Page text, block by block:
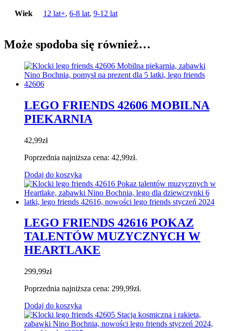
Wiek 12 lat+, 6-8 lat, 9-12 lat
Może spodoba się również…
LEGO FRIENDS 42606 MOBILNA
PIEKARNIA
42,99zł
Poprzednia najniższa cena: 42,99zł.
Dodaj do koszyka
LEGO FRIENDS 42616 POKAZ
TALENTÓW MUZYCZNYCH W
HEARTLAKE
299,99zł
Poprzednia najniższa cena: 299,99zł.
Dodaj do koszyka